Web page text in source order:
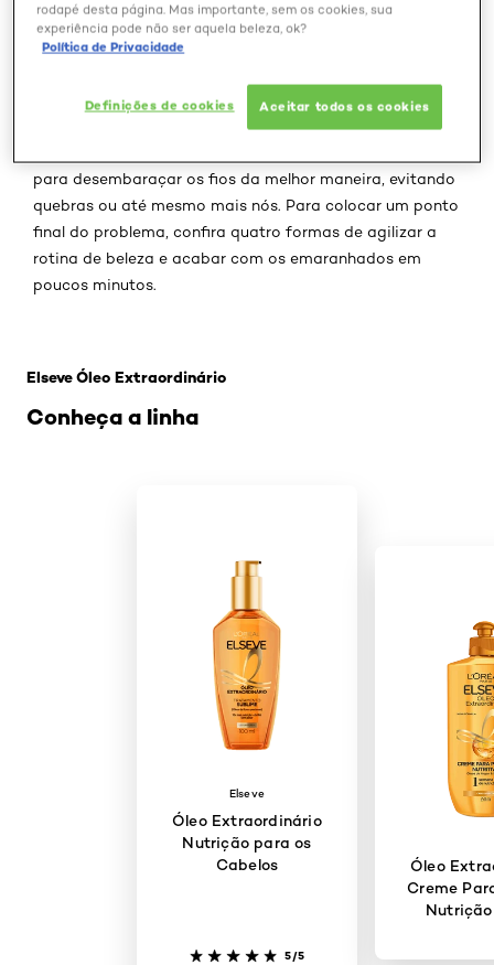
Após uma boa noite de sono, não há cabelo que resista
e os movimentos na cama podem reservar muitos nós
para as madeixas no dia seguinte. Mas com o dia a dia
para desembaraçar os fios da melhor maneira, evitando
quebras ou até mesmo mais nós. Para colocar um ponto
final do problema, confira quatro formas de agilizar a
rotina de beleza e acabar com os emaranhados em
poucos minutos.
Conheça a linha
Elseve Óleo Extraordinário
Elseve
Óleo Extraordinário
Nutrição para os
Cabelos
5/5
Óleo
Creme
rodapé desta página. Mas importante, sem os cookies, sua
experiência pode não ser aquela beleza, ok?
Política de Privacidade
Definições de cookies Aceitar todos os cookies